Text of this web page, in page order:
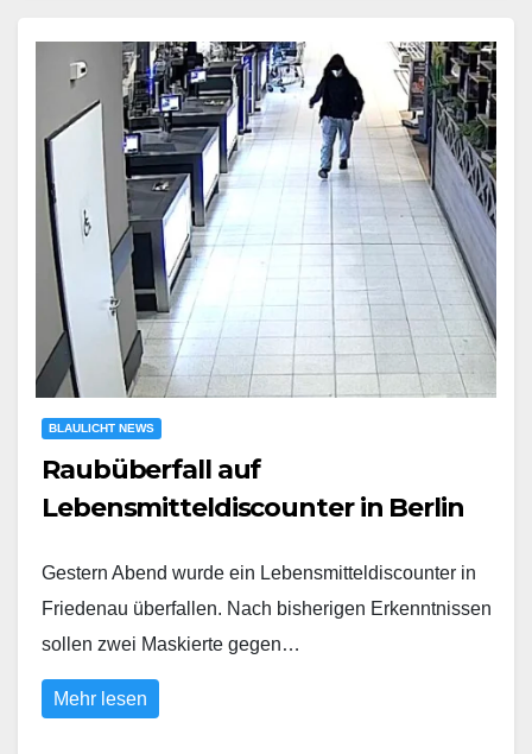
BLAULICHT NEWS
Raubüberfall auf
Lebensmitteldiscounter in Berlin
Gestern Abend wurde ein Lebensmitteldiscounter in
Friedenau überfallen. Nach bisherigen Erkenntnissen
sollen zwei Maskierte gegen…
Mehr lesen